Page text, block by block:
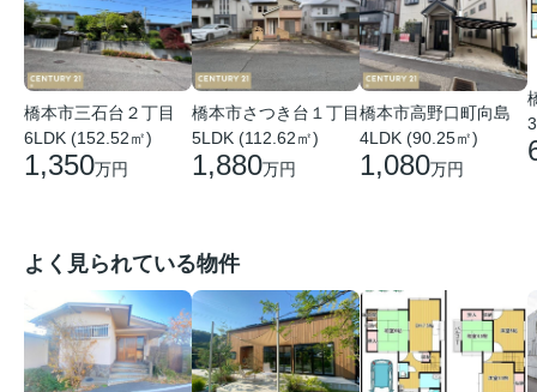
橋本市三石台２丁目
6LDK (152.52㎡)
1,350万円
橋本市さつき台１丁目
5LDK (112.62㎡)
1,880万円
橋本市高野口町向島
4LDK (90.25㎡)
1,080万円
よく見られている物件